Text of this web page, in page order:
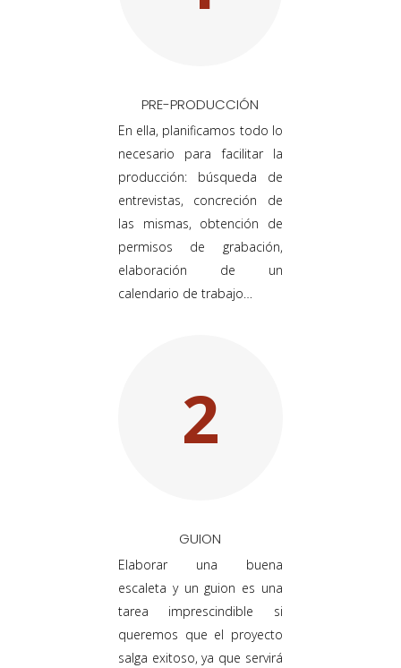
PRE-PRODUCCIÓN
En ella, planificamos todo lo
necesario para facilitar la
producción: búsqueda de
entrevistas, concreción de
las mismas, obtención de
permisos de grabación,
elaboración de un
calendario de trabajo…
2
GUION
Elaborar una buena
escaleta y un guion es una
tarea imprescindible si
queremos que el proyecto
salga exitoso, ya que servirá